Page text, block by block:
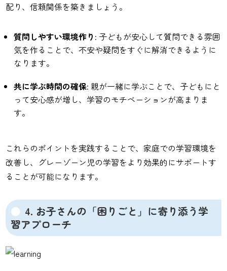
配り、信頼関係を築きましょう。
質問しやすい環境作り : 子どもが安心して質問できる雰囲
気を作ることで、不安や疑問をすぐに解消できるように
なります。
共に学ぶ時間の確保: 親が一緒に学ぶことで、子どもにと
って安心感が増し、学習のモチベーションが高まりま
す。
これらのポイントを実践することで、家庭での学習環境を
改善し、グレーゾーン児の学習をより効果的にサポートす
ることが可能になります。
4. お子さんの「困りごと」に寄り添う学
習アプローチ